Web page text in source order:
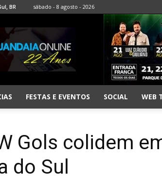
BR sábado - 8 agosto - 2026
FESTAS E EVENTOS SOCIAL WEB
Gols colidem
do Sul